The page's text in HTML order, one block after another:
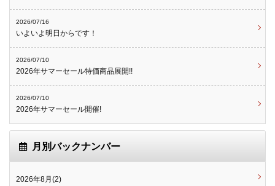
2026/07/16
いよいよ明日からです！
2026/07/10
2026年サマーセール特価商品展開!!
2026/07/10
2026年サマーセール開催!
月別バックナンバー
2026年8月(2)